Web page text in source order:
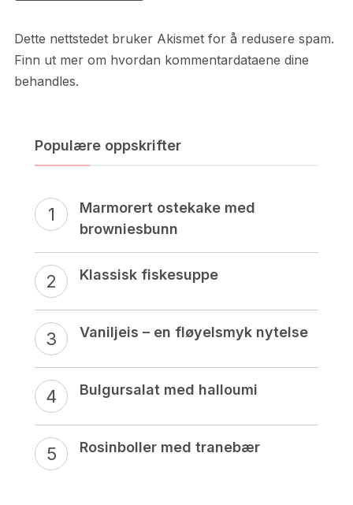
Dette nettstedet bruker Akismet for å redusere spam.
Finn ut mer om hvordan kommentardataene dine
behandles.
Populære oppskrifter
Marmorert ostekake med
browniesbunn
Klassisk fiskesuppe
Vaniljeis – en fløyelsmyk nytelse
Bulgursalat med halloumi
Rosinboller med tranebær